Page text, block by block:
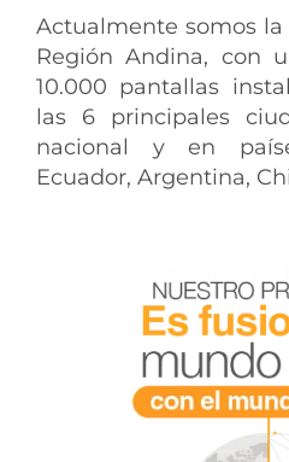
Actualmente somos
Región Andina, con
10.000 pantallas
las 6 principales
nacional y en
Ecuador, Argentina,